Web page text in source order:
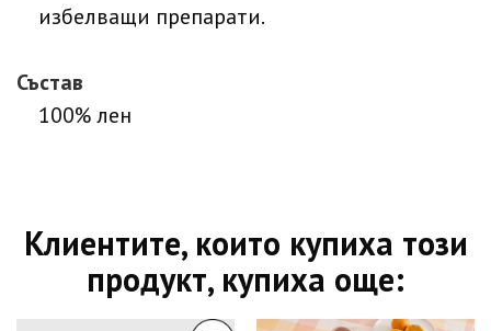
избелващи препарати.
Състав
100% лен
Клиентите, които купиха този
продукт, купиха още: